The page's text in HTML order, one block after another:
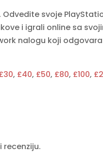
svoje
i igrali online sa
nalogu koji
, £40, £50, £80, £100,
recenziju.